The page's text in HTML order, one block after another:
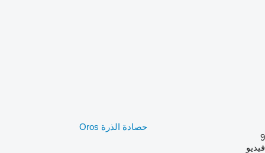
حصادة الذرة Oros
9
فيديو